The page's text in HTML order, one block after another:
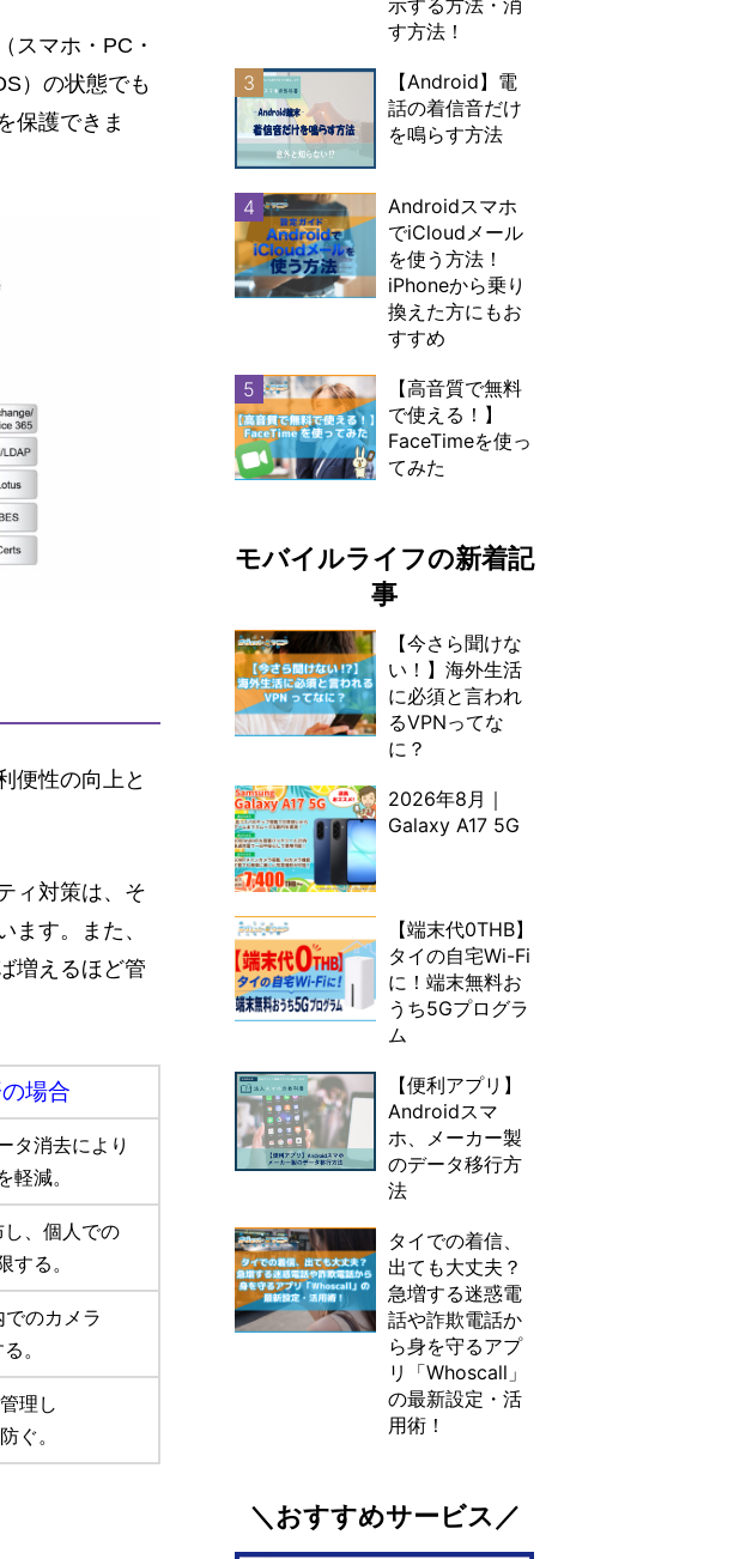
スマホ・PC・
）の状態でも
保護できま
便性の向上と
ィ対策は、そ
す。また、
増えるほど管
場合
タ消去により
軽減。
、個人での
する。
のカメラ
。
理し
ぐ。
示する方法・消
す方法！
3
【Android】電
話の着信音だけ
を鳴らす方法
4
Androidスマホ
でiCloudメール
を使う方法！
iPhoneから乗り
換えた方にもお
すすめ
5
【高音質で無料
で使える！】
FaceTimeを使っ
てみた
モバイルライフの新着記
事
【今さら聞けな
い！】海外生活
に必須と言われ
るVPNってな
に？
2026年8月｜
Galaxy A17 5G
【端末代0THB】
タイの自宅Wi-Fi
に！端末無料お
うち5Gプログラ
ム
【便利アプリ】
Androidスマ
ホ、メーカー製
のデータ移行方
法
タイでの着信、
出ても大丈夫？
急増する迷惑電
話や詐欺電話か
ら身を守るアプ
リ「Whoscall」
の最新設定・活
用術！
＼おすすめサービス／